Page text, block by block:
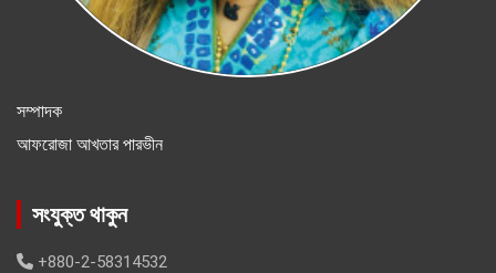
সম্পাদক
আফরোজা আখতার পারভীন
সংযুক্ত থাকুন
+880-2-58314532